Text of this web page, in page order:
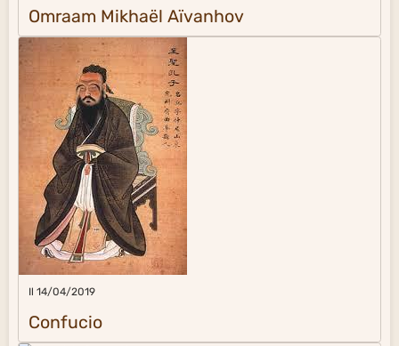
Omraam Mikhaël Aïvanhov
Il 14/04/2019
Confucio